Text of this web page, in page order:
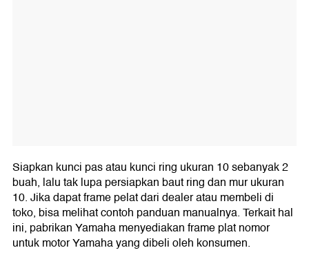
Siapkan kunci pas atau kunci ring ukuran 10 sebanyak 2
buah, lalu tak lupa persiapkan baut ring dan mur ukuran
10. Jika dapat frame pelat dari dealer atau membeli di
toko, bisa melihat contoh panduan manualnya. Terkait hal
ini, pabrikan Yamaha menyediakan frame plat nomor
untuk motor Yamaha yang dibeli oleh konsumen.